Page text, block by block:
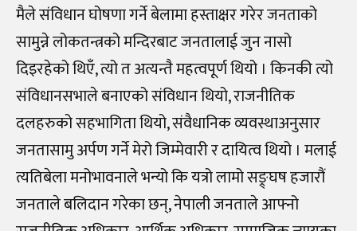
मैले संविधान घोषणा गर्ने बेलामा हस्ताक्षर गरेर जनताको
सामुन्ने लोकतन्त्रको मन्दिरबाट जनतालाई जुन नासो
दिइरहेको थिएँ, त्यो त अत्यन्तै महत्वपूर्ण थियो । किनकी त्यो
संविधानसभाले बनाएको संविधान थियो, राजनीतिक
दलहरुको सहभागिता थियो, संवैधानिक व्यवस्थाअनुसार
जनतासामु अर्पण गर्ने मेरो जिम्मेवारी र दायित्व थियो । मलाई
त्यतिबेला मनोभावनाले भन्यो कि यत्रो लामो सङ्र्घष हजारौं
जनताले बलिदान गरेका छन्, नेपाली जनताले आफ्नो